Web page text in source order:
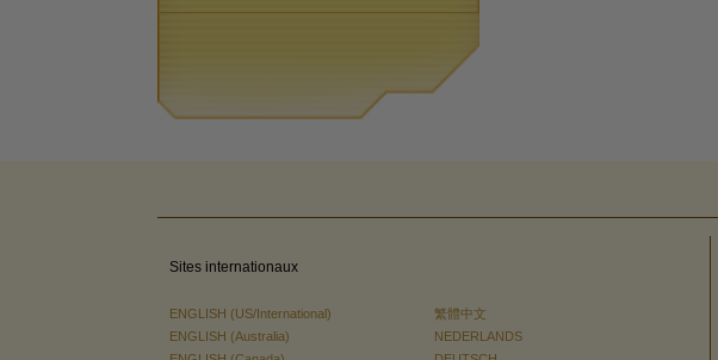
Sites internationaux
ENGLISH (US/International)
ENGLISH (Australia)
繁體中文
NEDERLANDS